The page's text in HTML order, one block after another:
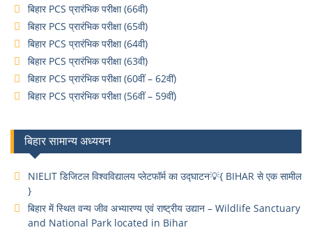
बिहार PCS प्रारंभिक परीक्षा (66वी)
बिहार PCS प्रारंभिक परीक्षा (65वी)
बिहार PCS प्रारंभिक परीक्षा (64वी)
बिहार PCS प्रारंभिक परीक्षा (63वी)
बिहार PCS प्रारंभिक परीक्षा (60वीं – 62वीं)
बिहार PCS प्रारंभिक परीक्षा (56वीं – 59वीं)
बिहार सामान्य अध्ययन
NIELIT डिजिटल विश्वविद्यालय प्लेटफॉर्म का उद्घाटन💡{ BIHAR से एक सामील
}
बिहार में स्थित वन्य जीव अभ्यारण्य एवं राष्ट्रीय उद्यान – Wildlife Sanctuary
and National Park located in Bihar